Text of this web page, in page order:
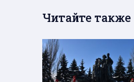
Читайте также